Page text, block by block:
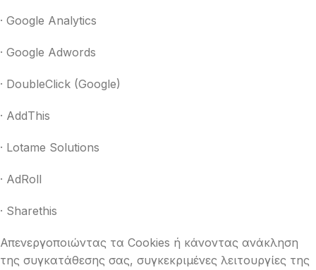
· Google Analytics
· Google Adwords
· DoubleClick (Google)
· AddThis
· Lotame Solutions
· AdRoll
· Sharethis
Απενεργοποιώντας τα Cookies ή κάνοντας ανάκληση
της συγκατάθεσης σας, συγκεκριμένες λειτουργίες της